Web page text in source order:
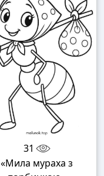
31
«Мила мураха з